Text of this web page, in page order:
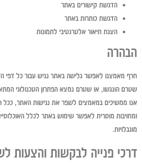
הדגשת קישורים באתר
הדגשת כותרות באתר
הצגת תיאור אלטרנטיבי לתמונות
הבהרה
חרף מאמצנו לאפשר גלישה באתר נגיש עבור כל דפי
שטרם הונגשו, או שטרם נמצא הפתרון הטכנולוגי
אנו ממשיכים במאמצים לשפר את נגישות האתר, ככל
ומחויבות מוסרית לאפשר שימוש באתר לכלל
מוגבלויות.
דרכי פנייה לבקשות והצעות